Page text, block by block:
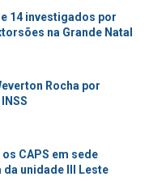
14 investigados por
na Grande Natal
Rocha por
CAPS em sede
unidade III Leste